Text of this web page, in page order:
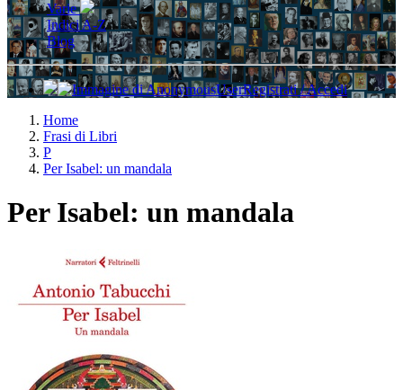
Varie
Indici A-Z
Blog
Registrati / Accedi
Home
Frasi di Libri
P
Per Isabel: un mandala
Per Isabel: un mandala